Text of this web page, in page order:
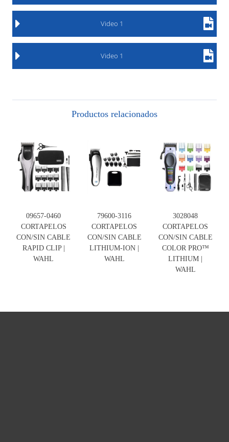
Video 1
Video 1
Productos relacionados
09657-0460
CORTAPELOS
CON/SIN CABLE
RAPID CLIP |
WAHL
79600-3116
CORTAPELOS
CON/SIN CABLE
LITHIUM-ION |
WAHL
3028048
CORTAPELOS
CON/SIN CABLE
COLOR PRO™
LITHIUM |
WAHL